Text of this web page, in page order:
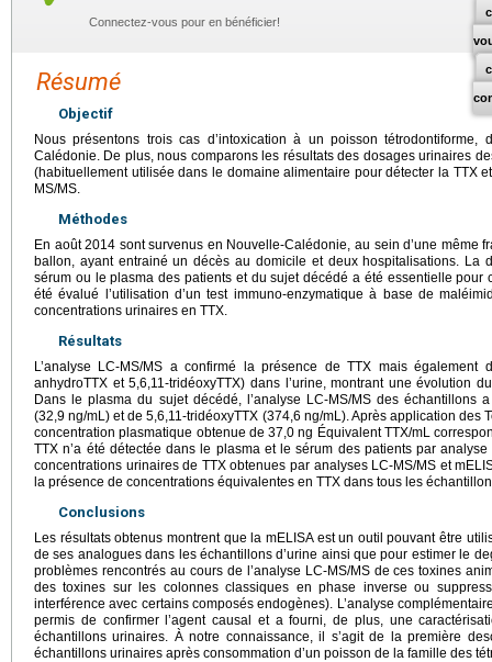
Connectez-vous pour en bénéficier!
Résumé
Objectif
Nous présentons trois cas d’intoxication à un poisson
Calédonie. De plus, nous comparons les résultats des dosages urinaires
(habituellement utilisée dans le domaine alimentaire pour détecter la TTX
MS/MS.
Méthodes
En août 2014 sont survenus en Nouvelle-Calédonie, au sein d’une même
ballon, ayant entrainé un décès au domicile et deux hospitalisations. La
sérum ou le plasma des patients et du sujet décédé a été essentielle
été évalué l’utilisation d’un test immuno-enzymatique à base de
concentrations urinaires en TTX.
Résultats
L’analyse LC-MS/MS a confirmé la présence de TTX mais également
anhydroTTX et 5,6,11-tridéoxyTTX) dans l’urine, montrant une évolution
Dans le plasma du sujet décédé, l’analyse LC-MS/MS des échantillons
(32,9 ng/mL) et de 5,6,11-tridéoxyTTX (374,6 ng/mL). Après application des
concentration plasmatique obtenue de 37,0 ng Équivalent TTX/mL
TTX n’a été détectée dans le plasma et le sérum des patients par
concentrations urinaires de TTX obtenues par analyses LC-MS/MS et
la présence de concentrations équivalentes en TTX dans tous les
Conclusions
Les résultats obtenus montrent que la mELISA est un outil pouvant être
de ses analogues dans les échantillons d’urine ainsi que pour estimer le
problèmes rencontrés au cours de l’analyse LC-MS/MS de ces toxines
des toxines sur les colonnes classiques en phase inverse ou
interférence avec certains composés endogènes). L’analyse
permis de confirmer l’agent causal et a fourni, de plus, une
échantillons urinaires. À notre connaissance, il s’agit de la première
échantillons urinaires après consommation d’un poisson de la famille des